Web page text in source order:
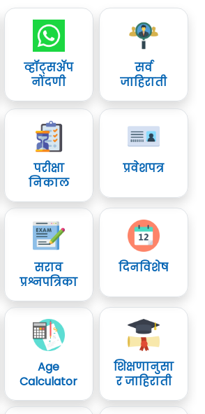
व्हॉट्सॲप
नोंदणी
सर्व
जाहिराती
परीक्षा
निकाल
प्रवेशपत्र
सराव
प्रश्नपत्रिका
दिनविशेष
Age
Calculator
शिक्षणानुसा
र जाहिराती